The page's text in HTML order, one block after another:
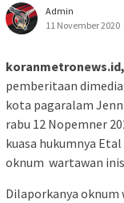
Admin
11 November 2020
pemberitaan
kota pagaralam
rabu 12 Nopemner
kuasa hukumnya
oknum wartawan
Dilaporkanya